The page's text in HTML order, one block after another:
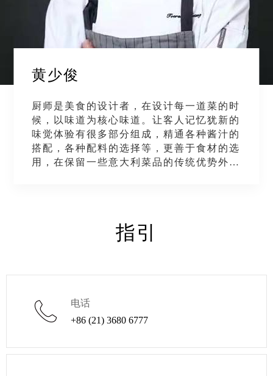
黄少俊
厨师是美食的设计者，在设计每一道菜的时
候，以味道为核心味道。让客人记忆犹新的
味觉体验有很多部分组成，精通各种酱汁的
搭配，各种配料的选择等，更善于食材的选
用，在保留一些意大利菜品的传统优势外，
指引
电话
+86 (21) 3680 6777